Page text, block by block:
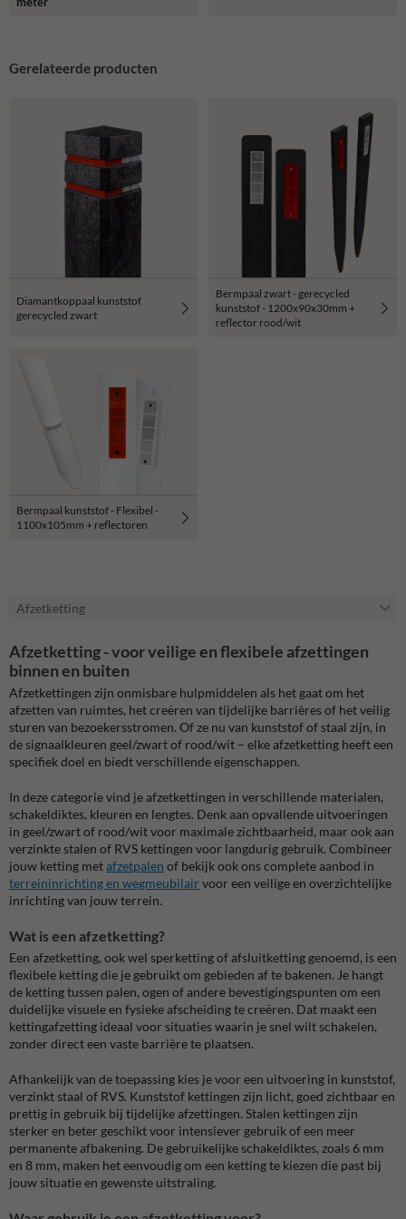
Gerelateerde producten
Diamantkoppaal kunststof
gerecycled zwart
Bermpaal zwart - gerecycled
kunststof - 1200x90x30mm +
reflector rood/wit
Bermpaal kunststof - Flexibel -
1100x105mm + reflectoren
Afzetketting
Afzetketting - voor veilige en flexibele afzettingen
binnen en buiten
Afzetkettingen zijn onmisbare hulpmiddelen als het gaat om het
afzetten van ruimtes, het creëren van tijdelijke barrières of het veilig
sturen van bezoekersstromen. Of ze nu van kunststof of staal zijn, in
de signaalkleuren geel/zwart of rood/wit – elke afzetketting heeft een
specifiek doel en biedt verschillende eigenschappen.
In deze categorie vind je afzetkettingen in verschillende materialen,
schakeldiktes, kleuren en lengtes. Denk aan opvallende uitvoeringen
in geel/zwart of rood/wit voor maximale zichtbaarheid, maar ook aan
verzinkte stalen of RVS kettingen voor langdurig gebruik. Combineer
jouw ketting metafzetpalen of bekijk ook ons complete aanbod in
terreininrichting en wegmeubilair voor een veilige en overzichtelijke
inrichting van jouw terrein.
Wat is een afzetketting?
Een afzetketting, ook wel sperketting of afsluitketting genoemd, is een
flexibele ketting die je gebruikt om gebieden af te bakenen. Je hangt
de ketting tussen palen, ogen of andere bevestigingspunten om een
duidelijke visuele en fysieke afscheiding te creëren. Dat maakt een
kettingafzetting ideaal voor situaties waarin je snel wilt schakelen,
zonder direct een vaste barrière te plaatsen.
Afhankelijk van de toepassing kies je voor een uitvoering in kunststof,
verzinkt staal of RVS. Kunststof kettingen zijn licht, goed zichtbaar en
prettig in gebruik bij tijdelijke afzettingen. Stalen kettingen zijn
sterker en beter geschikt voor intensiever gebruik of een meer
permanente afbakening. De gebruikelijke schakeldiktes, zoals 6 mm
en 8 mm, maken het eenvoudig om een ketting te kiezen die past bij
jouw situatie en gewenste uitstraling.